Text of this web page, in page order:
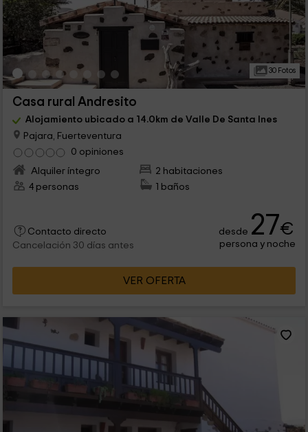
30 Fotos
Casa rural Andresito
Alojamiento ubicado a 14.0km de Valle De Santa Ines
Pajara, Fuerteventura
0 opiniones
Alquiler íntegro
2 habitaciones
4 personas
1 baños
Contacto directo
Cancelación 30 días antes
desde 27€
persona y noche
VER OFERTA